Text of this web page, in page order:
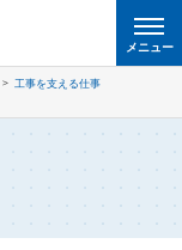
メニュー
工事を支える仕事